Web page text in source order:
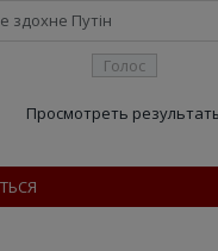
здохне Путін
Просмотреть